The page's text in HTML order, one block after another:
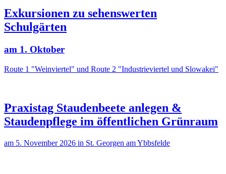
Exkursionen zu sehenswerten
Schulgärten
am 1. Oktober
Route 1 "Weinviertel" und Route 2 "Industrieviertel und Slowakei"
Praxistag Staudenbeete anlegen &
Staudenpflege im öffentlichen Grünraum
am 5. November 2026 in St. Georgen am Ybbsfelde